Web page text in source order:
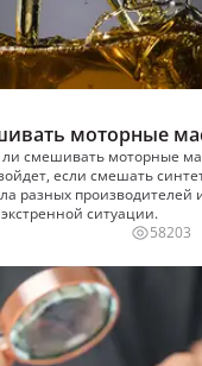
моторные
смешивать моторные
если смешать
разных производителей
ситуации.
58203